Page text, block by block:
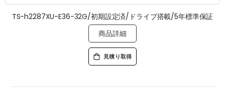
TS-h2287XU-E36-32G/初期設定済/ドライブ搭載/5年標準保証
商品詳細
見積り取得